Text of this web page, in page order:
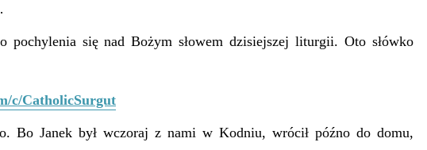
pochylenia się nad Bożym słowem dzisiejszej liturgii. Oto słówko
c/CatholicSurgut
Bo Janek był wczoraj z nami w Kodniu, wrócił późno do domu,